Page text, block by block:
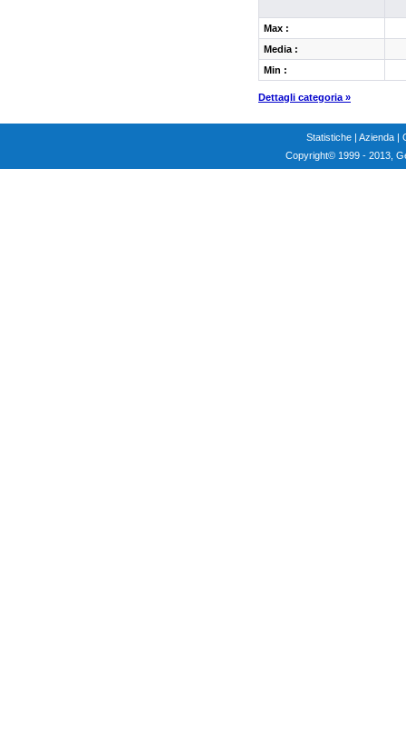
Max :
Media :
Min :
Dettagli categoria »
Statistiche | Azienda |
Copyright© 1999 - 2013,